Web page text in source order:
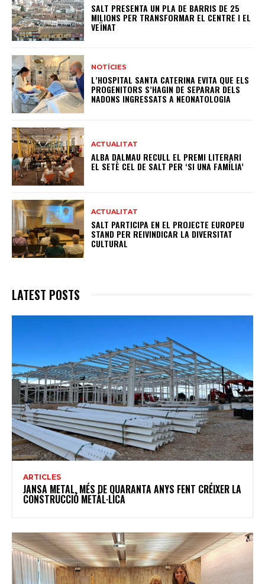
SALT PRESENTA UN PLA DE BARRIS DE 25
MILIONS PER TRANSFORMAR EL CENTRE I EL
VEÏNAT
NOTÍCIES
L’HOSPITAL SANTA CATERINA EVITA QUE ELS
PROGENITORS S’HAGIN DE SEPARAR DELS
NADONS INGRESSATS A NEONATOLOGIA
ACTUALITAT
ALBA DALMAU RECULL EL PREMI LITERARI
EL SETÈ CEL DE SALT PER ‘SI UNA FAMÍLIA’
ACTUALITAT
SALT PARTICIPA EN EL PROJECTE EUROPEU
STAND PER REIVINDICAR LA DIVERSITAT
CULTURAL
LATEST POSTS
ARTICLES
JANSA METAL, MÉS DE QUARANTA ANYS FENT CRÉIXER LA
CONSTRUCCIÓ METÀL·LICA